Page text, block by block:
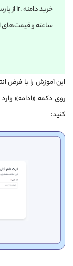
ساعته و قیمت‌های
این آموزش را با
روی دکمه «ادامه»
کنید: